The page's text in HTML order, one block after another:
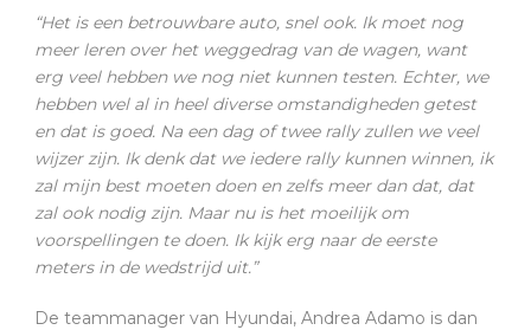
“Het is een betrouwbare auto, snel ook. Ik moet nog
meer leren over het weggedrag van de wagen, want
erg veel hebben we nog niet kunnen testen. Echter, we
hebben wel al in heel diverse omstandigheden getest
en dat is goed. Na een dag of twee rally zullen we veel
wijzer zijn. Ik denk dat we iedere rally kunnen winnen, ik
zal mijn best moeten doen en zelfs meer dan dat, dat
zal ook nodig zijn. Maar nu is het moeilijk om
voorspellingen te doen. Ik kijk erg naar de eerste
meters in de wedstrijd uit.”
De teammanager van Hyundai, Andrea Adamo is dan